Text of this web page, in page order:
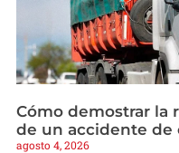
Cómo demostrar la
de un accidente de
agosto 4, 2026